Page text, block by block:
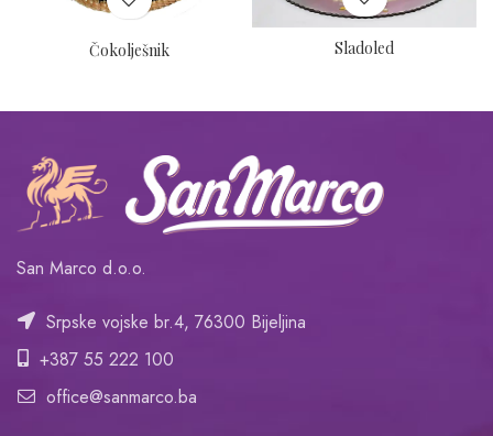
Čokolješnik Sladoled
San Marco d.o.o.
Srpske vojske br.4, 76300 Bijeljina
+387 55 222 100
office@sanmarco.ba